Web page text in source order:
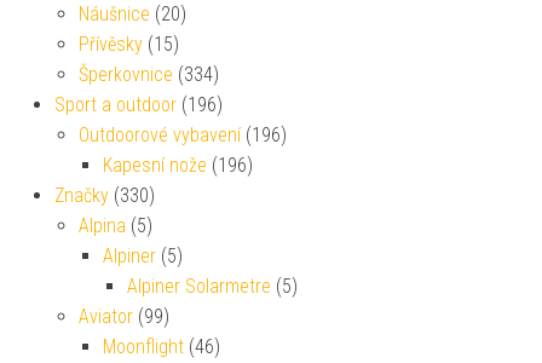
Náušnice (20)
Přívěsky (15)
Šperkovnice (334)
Sport a outdoor (196)
Outdoorové vybavení (196)
Kapesní nože (196)
Značky (330)
Alpina (5)
Alpiner (5)
Alpiner Solarmetre (5)
Aviator (99)
Moonflight (46)